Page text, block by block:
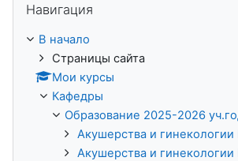
Навигация
В начало
Страницы сайта
Мои курсы
Кафедры
Образование 2025-2026
Акушерства и
Акушерства и